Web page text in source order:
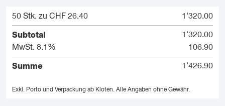
50 Stk. zu CHF 26.40 1'320.00
Subtotal
1'320.00
MwSt. 8.1%
106.90
Summe 1'426.90
Exkl. Porto und Verpackung ab Kloten. Alle Angaben ohne Gewähr.